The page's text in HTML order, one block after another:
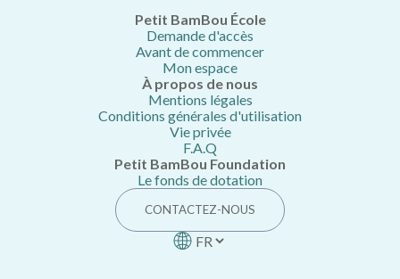
Petit BamBou École
Demande d'accès
Avant de commencer
Mon espace
À propos de nous
Mentions légales
Conditions générales d'utilisation
Vie privée
F.A.Q
Petit BamBou Foundation
Le fonds de dotation
CONTACTEZ-NOUS